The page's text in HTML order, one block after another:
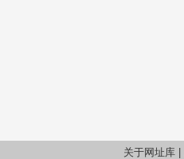
关于网址库|